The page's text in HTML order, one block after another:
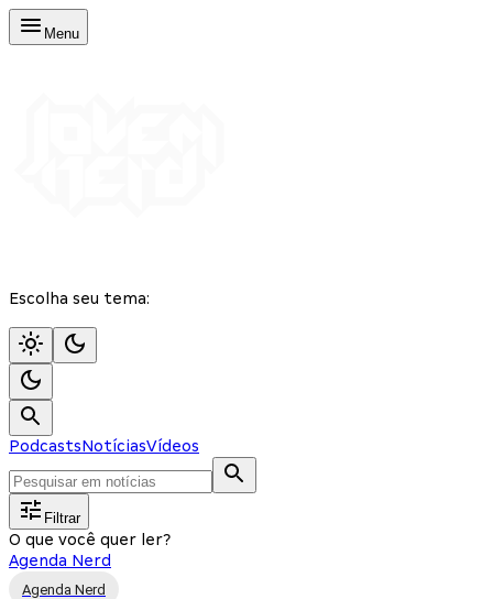
Menu
Escolha seu tema:
PodcastsNotíciasVídeos
Filtrar
O que você quer ler?
Agenda Nerd
Agenda Nerd